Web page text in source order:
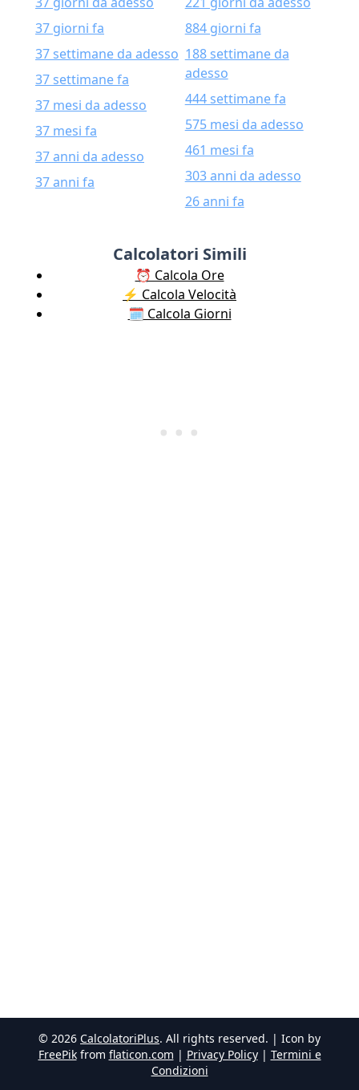
37 giorni fa
37 settimane da adesso
37 settimane fa
37 mesi da adesso
37 mesi fa
37 anni da adesso
37 anni fa
884 giorni fa
188 settimane da
adesso
444 settimane fa
575 mesi da adesso
461 mesi fa
303 anni da adesso
26 anni fa
Calcolatori Simili
⏰ Calcola Ore
⚡️ Calcola Velocità
🗓️ Calcola Giorni
© 2026 CalcolatoriPlus. All rights reserved. | Icon by
FreePik from flaticon.com | Privacy Policy| Termini e
Condizioni